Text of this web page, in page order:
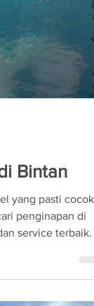
Bintan
yang pasti cocok